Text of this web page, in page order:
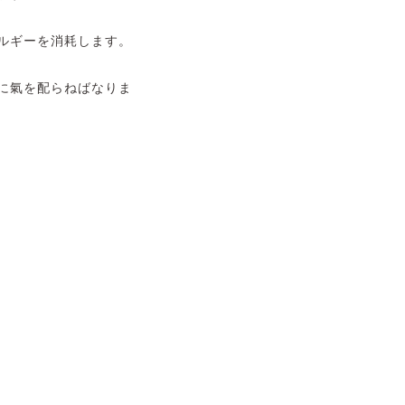
ーを消耗します。
氣を配らねばなりま